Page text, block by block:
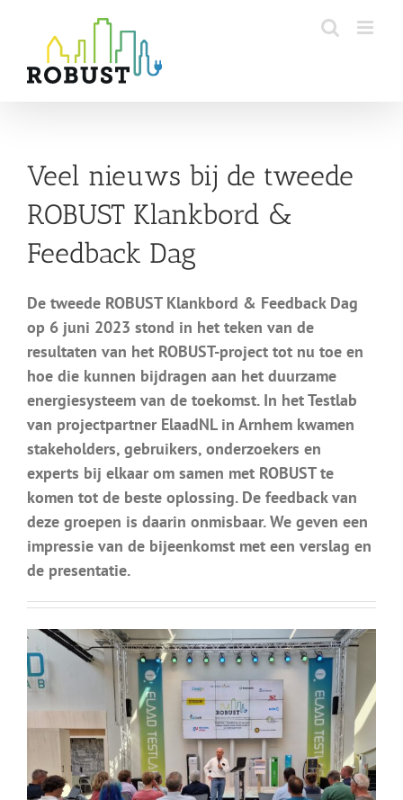
content
Veel nieuws bij de tweede
ROBUST Klankbord &
Feedback Dag
De tweede ROBUST Klankbord & Feedback Dag
op 6 juni 2023 stond in het teken van de
resultaten van het ROBUST-project tot nu toe en
hoe die kunnen bijdragen aan het duurzame
energiesysteem van de toekomst. In het Testlab
van projectpartner ElaadNL in Arnhem kwamen
stakeholders, gebruikers, onderzoekers en
experts bij elkaar om samen met ROBUST te
komen tot de beste oplossing. De feedback van
deze groepen is daarin onmisbaar. We geven een
impressie van de bijeenkomst met een verslag en
de presentatie.